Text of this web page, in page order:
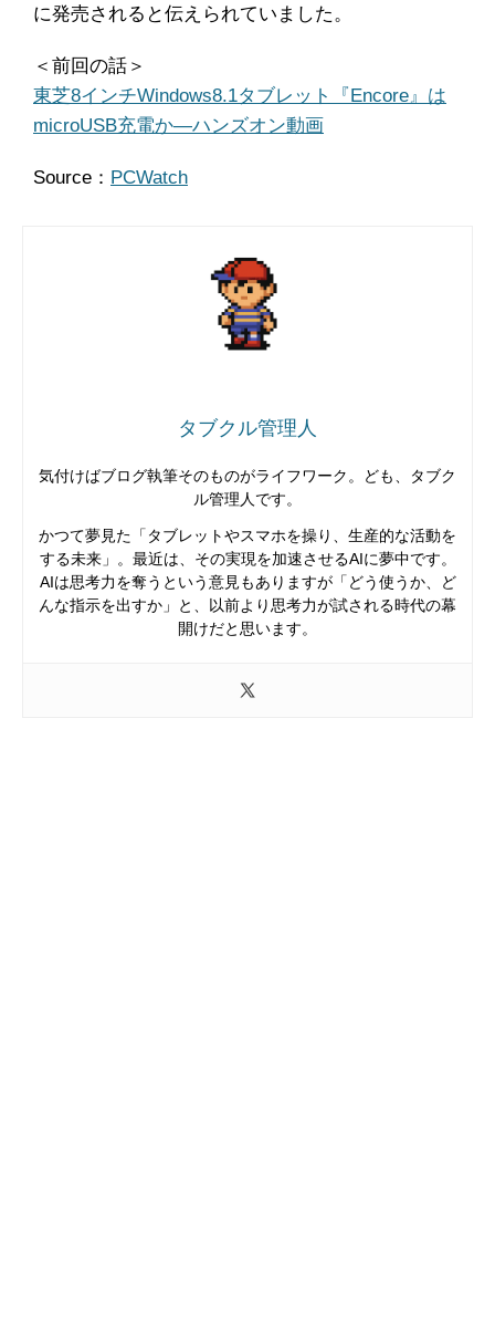
に発売されると伝えられていました。
＜前回の話＞
東芝8インチWindows8.1タブレット『Encore』は
microUSB充電か―ハンズオン動画
Source： PCWatch
タブクル管理人
気付けばブログ執筆そのものがライフワーク。ども、タブク
ル管理人です。
かつて夢見た「タブレットやスマホを操り、生産的な活動を
する未来」。最近は、その実現を加速させるAIに夢中です。
AIは思考力を奪うという意見もありますが「どう使うか、ど
んな指示を出すか」と、以前より思考力が試される時代の幕
開けだと思います。